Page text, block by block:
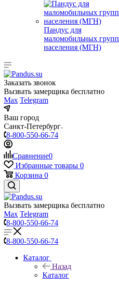
Пандус для
маломобильных групп
населения (МГН)
Заказать звонок
Вызвать замерщика бесплатно
Max Telegram
Ваш город
Санкт-Петербург
8-800-550-66-74
Сравнение0
Избранные товары 0
Корзина 0
Вызвать замерщика бесплатно
Max Telegram
8-800-550-66-74
8-800-550-66-74
Каталог
Назад
Каталог